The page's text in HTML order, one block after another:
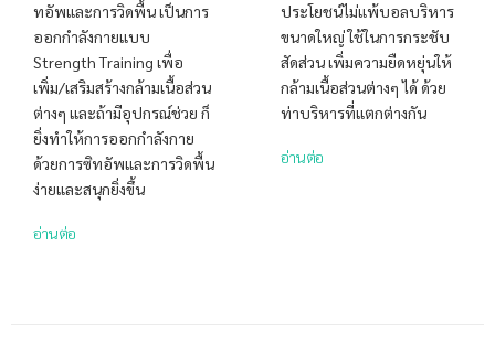
ทอัพและการวิดพื้น เป็นการ
ออกกำลังกายแบบ
Strength Training เพื่อ
เพิ่ม/เสริมสร้างกล้ามเนื้อส่วน
ต่างๆ และถ้ามีอุปกรณ์ช่วย ก็
ยิ่งทำให้การออกกำลังกาย
ด้วยการซิทอัพและการวิดพื้น
ง่ายและสนุกยิ่งขึ้น
อ่านต่อ
ประโยชน์ไม่แพ้บอลบริหาร
ขนาดใหญ่ ใช้ในการกระชับ
สัดส่วน เพิ่มความยืดหยุ่นให้
กล้ามเนื้อส่วนต่างๆ ได้ ด้วย
ท่าบริหารที่แตกต่างกัน
อ่านต่อ